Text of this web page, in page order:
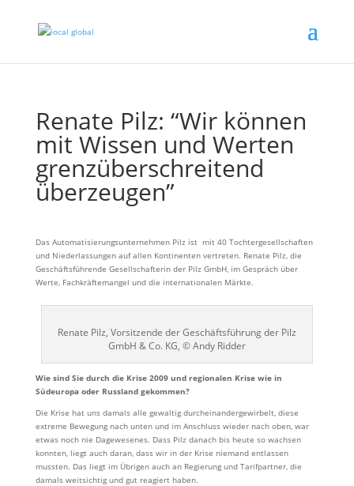
Renate Pilz: “Wir können
mit Wissen und Werten
grenzüberschreitend
überzeugen”
Das Automatisierungsunternehmen Pilz ist mit 40 Tochtergesellschaften
und Niederlassungen auf allen Kontinenten vertreten. Renate Pilz, die
Geschäftsführende Gesellschafterin der Pilz GmbH, im Gespräch über
Werte, Fachkräftemangel und die internationalen Märkte.
Renate Pilz, Vorsitzende der Geschäftsführung der Pilz
GmbH & Co. KG, © Andy Ridder
Wie sind Sie durch die Krise 2009 und regionalen Krise wie in
Südeuropa oder Russland gekommen?
Die Krise hat uns damals alle gewaltig durcheinandergewirbelt, diese
extreme Bewegung nach unten und im Anschluss wieder nach oben, war
etwas noch nie Dagewesenes. Dass Pilz danach bis heute so wachsen
konnten, liegt auch daran, dass wir in der Krise niemand entlassen
mussten. Das liegt im Übrigen auch an Regierung und Tarifpartner, die
damals weitsichtig und gut reagiert haben.